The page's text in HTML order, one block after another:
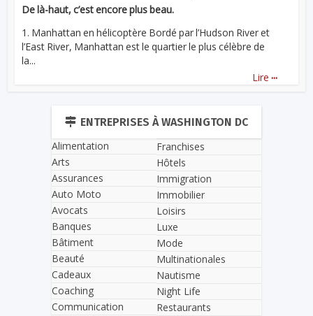
De là-haut, c’est encore plus beau.
1. Manhattan en hélicoptère Bordé par l’Hudson River et
l’East River, Manhattan est le quartier le plus célèbre de
la...
Lire ...
ENTREPRISES À WASHINGTON DC
Alimentation
Arts
Assurances
Auto Moto
Avocats
Banques
Bâtiment
Beauté
Cadeaux
Coaching
Communication
Franchises
Hôtels
Immigration
Immobilier
Loisirs
Luxe
Mode
Multinationales
Nautisme
Night Life
Restaurants